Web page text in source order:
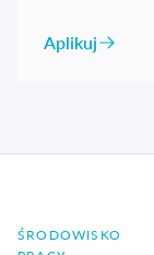
Aplikuj
ŚRODOWISKO